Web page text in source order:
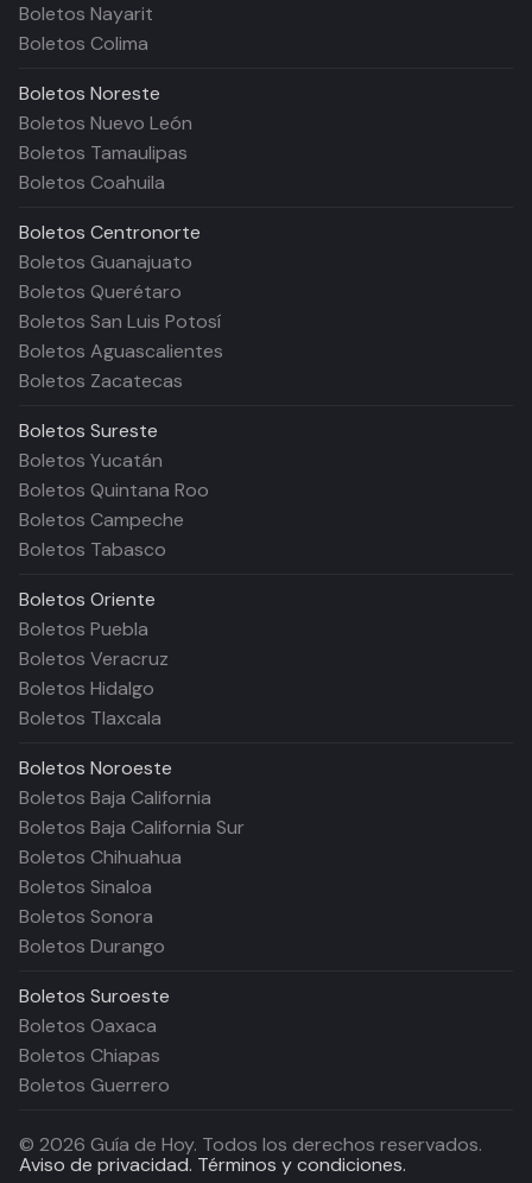
Boletos Nayarit
Boletos Colima
Boletos Noreste
Boletos Nuevo León
Boletos Tamaulipas
Boletos Coahuila
Boletos Centronorte
Boletos Guanajuato
Boletos Querétaro
Boletos San Luis Potosí
Boletos Aguascalientes
Boletos Zacatecas
Boletos Sureste
Boletos Yucatán
Boletos Quintana Roo
Boletos Campeche
Boletos Tabasco
Boletos Oriente
Boletos Puebla
Boletos Veracruz
Boletos Hidalgo
Boletos Tlaxcala
Boletos Noroeste
Boletos Baja California
Boletos Baja California Sur
Boletos Chihuahua
Boletos Sinaloa
Boletos Sonora
Boletos Durango
Boletos Suroeste
Boletos Oaxaca
Boletos Chiapas
Boletos Guerrero
© 2026 Guía de Hoy. Todos los derechos reservados.
Aviso de privacidad. Términos y condiciones.